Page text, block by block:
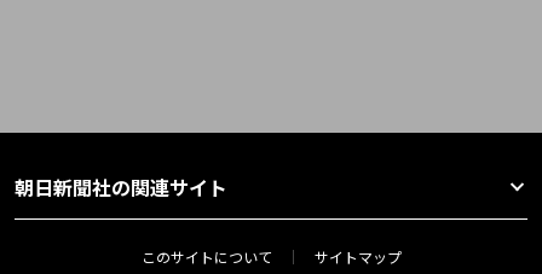
朝日新聞社の関連サイト
このサイトについて サイトマップ